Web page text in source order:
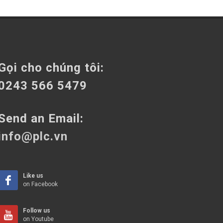
cho chúng tôi:
566 5479
an Email:
Like us
on Facebook
Follow us
on Youtube